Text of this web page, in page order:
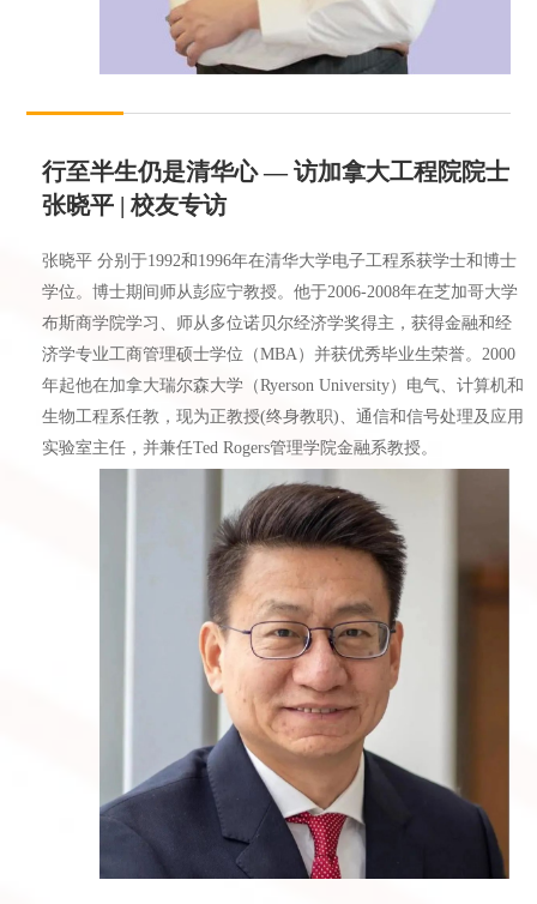
行至半生仍是清华心 — 访加拿大工程院院士
张晓平 | 校友专访
张晓平 分别于1992和1996年在清华大学电子工程系获学士和博士
学位。博士期间师从彭应宁教授。他于2006-2008年在芝加哥大学
布斯商学院学习、师从多位诺贝尔经济学奖得主，获得金融和经
济学专业工商管理硕士学位（MBA）并获优秀毕业生荣誉。2000
年起他在加拿大瑞尔森大学（Ryerson University）电气、计算机和
生物工程系任教，现为正教授(终身教职)、通信和信号处理及应用
实验室主任，并兼任Ted Rogers管理学院金融系教授。